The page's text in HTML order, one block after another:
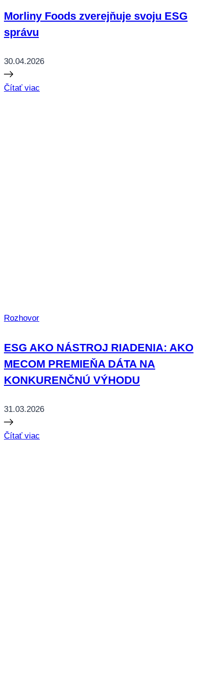
Morliny Foods zverejňuje svoju ESG
správu
30.04.2026
Čítať viac
Rozhovor
ESG AKO NÁSTROJ RIADENIA: AKO
MECOM PREMIEŇA DÁTA NA
KONKURENČNÚ VÝHODU
31.03.2026
Čítať viac